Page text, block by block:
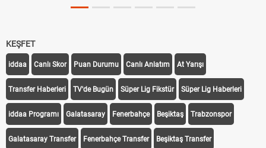
KEŞFET
iddaa Canlı Skor Puan Durumu Canlı Anlatım At Yarışı
Transfer Haberleri TV'de Bugün Süper Lig Fikstür Süper Lig Haberleri
iddaa Programı Galatasaray Fenerbahçe Beşiktaş Trabzonspor
Galatasaray Transfer Fenerbahçe Transfer Beşiktaş Transfer